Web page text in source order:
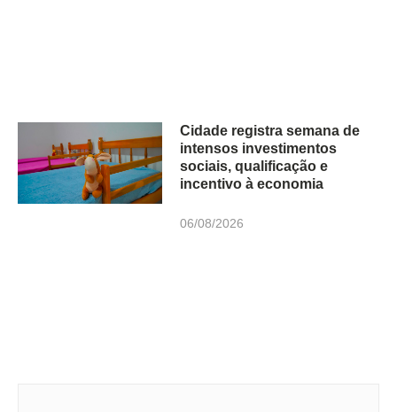
Cidade registra semana de
intensos investimentos
sociais, qualificação e
incentivo à economia
06/08/2026